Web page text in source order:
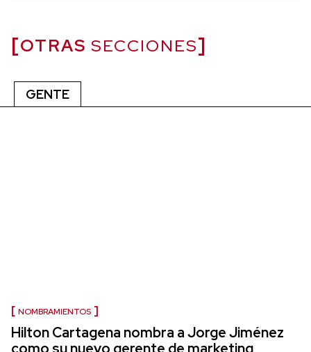
OTRAS SECCIONES
GENTE
NOMBRAMIENTOS
Hilton Cartagena nombra a Jorge Jiménez